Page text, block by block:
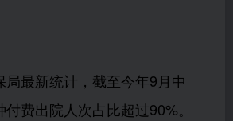
局最新统计，截至今年9月中
费出院人次占比超过90%。